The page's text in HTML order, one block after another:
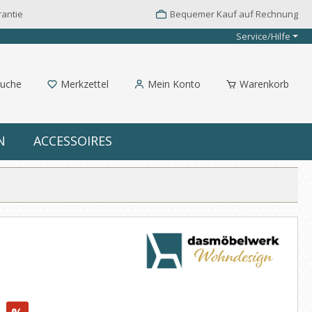
Bequemer Kauf auf Rechnung
Service/Hilfe
Merkzettel Mein Konto Warenkorb
ACCESSOIRES